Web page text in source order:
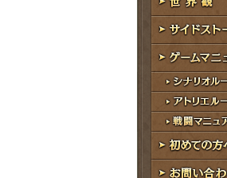
ス
世界観
サイドストーリー
ゲームマニュアル
シナリオルール
アトリエルール
戦闘マニュアル
初めての方へ